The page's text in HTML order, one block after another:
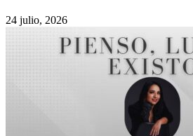
24 julio, 2026